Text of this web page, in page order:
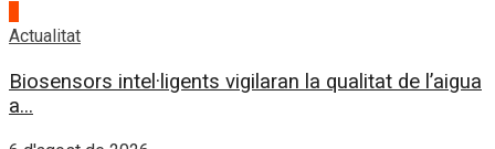
Actualitat
Biosensors intel·ligents vigilaran la qualitat de l’aigua
a...